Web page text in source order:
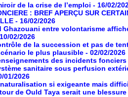
de la crise de l’emploi - 16/02/
: BREF APERÇU SUR
- 16/02/2026
Ghazouani entre volontarisme
02/2026
de la succession et pas de
le plus plausible - 02/02/2026
des incidents fonciers
sanitaire sous perfusion
01/2026
si exigeante mais
de Ould Taya serait une